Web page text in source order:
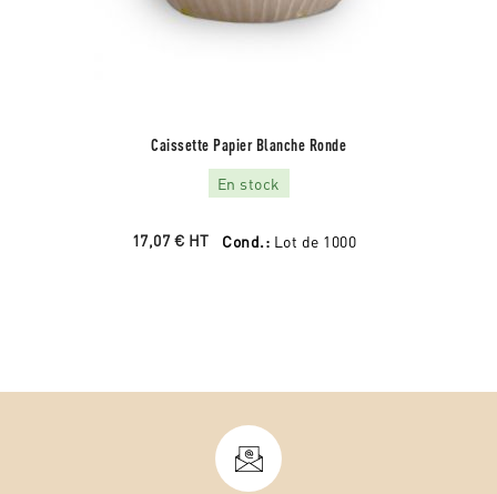
Caissette Papier Blanche Ronde
En stock
17,07 € HT Cond.: Lot de 1000